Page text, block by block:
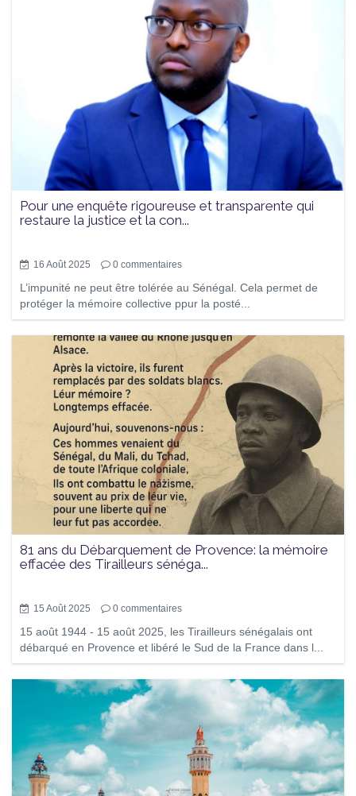
Pour une enquête rigoureuse et transparente qui
restaure la justice et la con...
16 Août 2025 0 commentaires
L’impunité ne peut être tolérée au Sénégal. Cela permet de
protéger la mémoire collective ppur la posté...
81 ans du Débarquement de Provence: la mémoire
effacée des Tirailleurs sénéga...
15 Août 2025 0 commentaires
15 août 1944 - 15 août 2025, les Tirailleurs sénégalais ont
débarqué en Provence et libéré le Sud de la France dans l...